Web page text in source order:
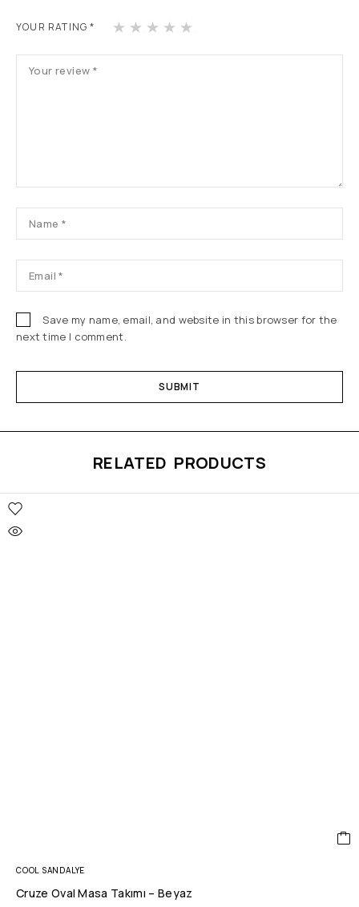
YOUR RATING* 1 2 3 4
Save my name, email, and website in this browser for the
next time I comment.
RELATED PRODUCTS
COOL SANDALYE
Cruze Oval Masa Takımı – Beyaz